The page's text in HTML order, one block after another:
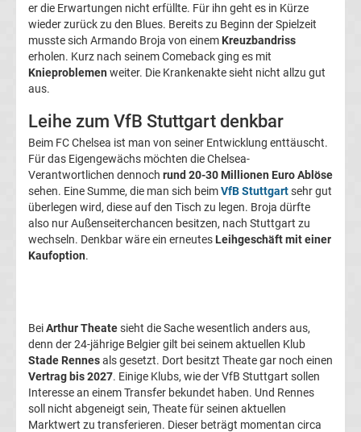
Transfergerüchte
1.
FC
Saarbrücken
Transfergerüchte
1.
FC
Berlin
Transfergerüchte
1.
er die Erwartungen nicht erfüllte. Für ihn geht es in Kürze
wieder zurück zu den Blues. Bereits zu Beginn der Spielzeit
musste sich Armando Broja von einem Kreuzbandriss
erholen. Kurz nach seinem Comeback ging es mit
Knieproblemen weiter. Die Krankenakte sieht nicht allzu gut
aus.
Leihe zum VfB Stuttgart denkbar
Beim FC Chelsea ist man von seiner Entwicklung enttäuscht.
Für das Eigengewächs möchten die Chelsea-
Verantwortlichen dennoch rund 20-30 Millionen Euro Ablöse
sehen. Eine Summe, die man sich beimVfB Stuttgartsehr gut
überlegen wird, diese auf den Tisch zu legen. Broja dürfte
also nur Außenseiterchancen besitzen, nach Stuttgart zu
wechseln. Denkbar wäre ein erneutes Leihgeschäft mit einer
Kaufoption.
BeiArthur Theatesieht die Sache wesentlich anders aus,
denn der 24-jährige Belgier gilt bei seinem aktuellen Klub
Stade Rennesals gesetzt. Dort besitzt Theate gar noch einen
Vertrag bis 2027. Einige Klubs, wie der VfB Stuttgart sollen
Interesse an einem Transfer bekundet haben. Und Rennes
soll nicht abgeneigt sein, Theate für seinen aktuellen
Marktwert zu transferieren. Dieser beträgt momentan circa